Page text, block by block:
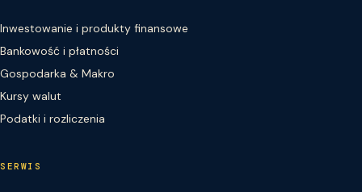
Inwestowanie i produkty finansowe
Bankowość i płatności
Gospodarka & Makro
Kursy walut
Podatki i rozliczenia
SERWIS